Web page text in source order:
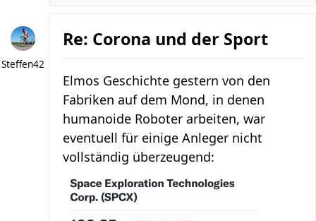
Steffen42
Re: Corona und der Sport
Elmos Geschichte gestern von den
Fabriken auf dem Mond, in denen
humanoide Roboter arbeiten, war
eventuell für einige Anleger nicht
vollständig überzeugend: